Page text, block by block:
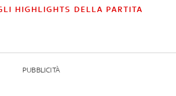
HIGHLIGHTS DELLA PARTITA
PUBBLICITÀ